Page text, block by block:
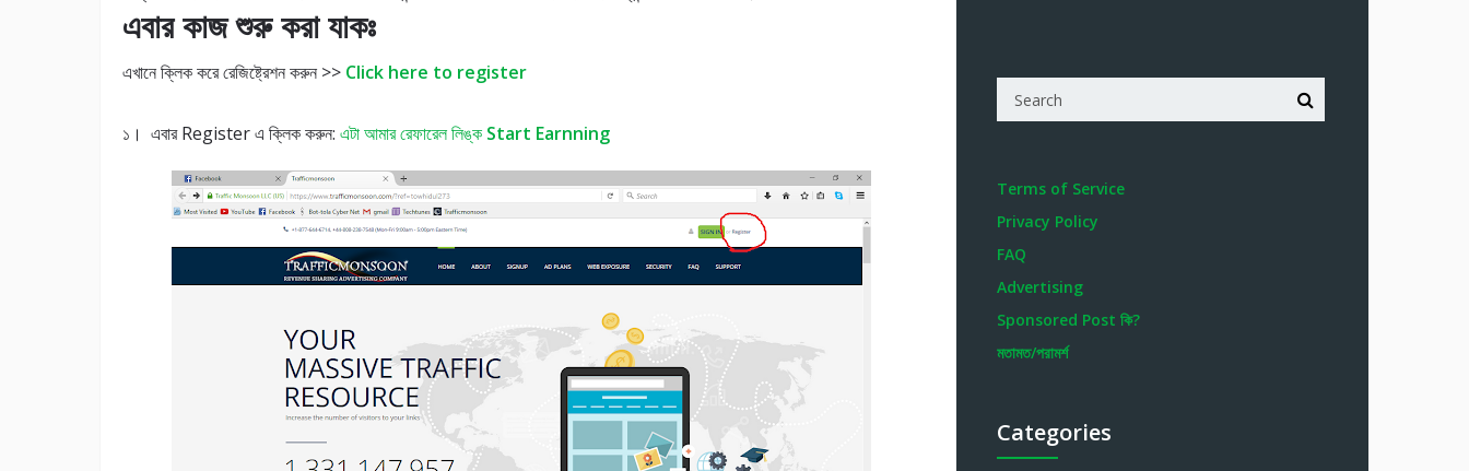
এবার কাজ শুরু করা যাকঃ
এখানে ক্লিক করে রেজিষ্ট্রেশন করুন >> Click here to register
১। এবার Register এ ক্লিক করুন: এটা আমার রেফারেল লিঙ্ক Start Earnning
Terms of Service
Privacy Policy
FAQ
Advertising
Sponsored Post কি?
মতামত/পরামর্শ
Categories